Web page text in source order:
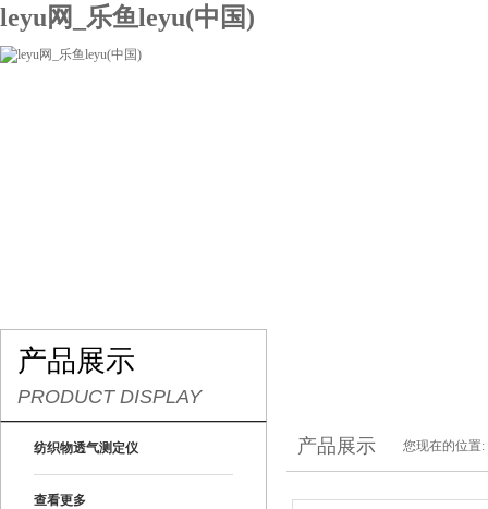
leyu网_乐鱼leyu(中国)
产品展示
PRODUCT DISPLAY
纺织物透气测定仪
查看更多
产品展示 您现在的位置: